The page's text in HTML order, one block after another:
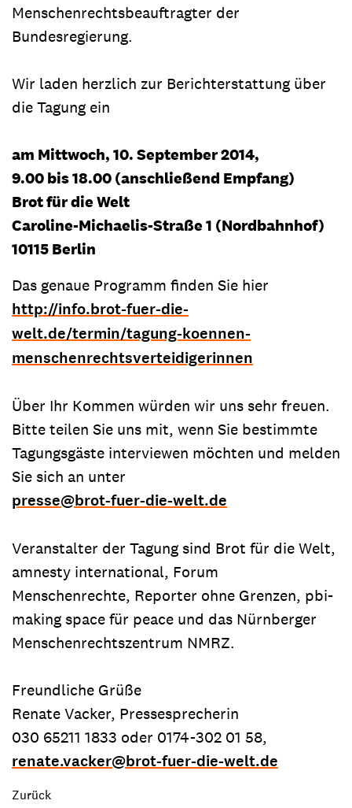
Menschenrechtsbeauftragter der
Bundesregierung.
Wir laden herzlich zur Berichterstattung über
die Tagung ein
am Mittwoch, 10. September 2014,
9.00 bis 18.00 (anschließend Empfang)
Brot für die Welt
Caroline-Michaelis-Straße 1 (Nordbahnhof)
10115 Berlin
Das genaue Programm finden Sie hier
http://info.brot-fuer-die-
welt.de/termin/tagung-koennen-
menschenrechtsverteidigerinnen
Über Ihr Kommen würden wir uns sehr freuen.
Bitte teilen Sie uns mit, wenn Sie bestimmte
Tagungsgäste interviewen möchten und melden
Sie sich an unter
presse@brot-fuer-die-welt.de
Veranstalter der Tagung sind Brot für die Welt,
amnesty international, Forum
Menschenrechte, Reporter ohne Grenzen, pbi-
making space für peace und das Nürnberger
Menschenrechtszentrum NMRZ.
Freundliche Grüße
Renate Vacker, Pressesprecherin
030 65211 1833 oder 0174-302 01 58,
renate.vacker@brot-fuer-die-welt.de
Zurück